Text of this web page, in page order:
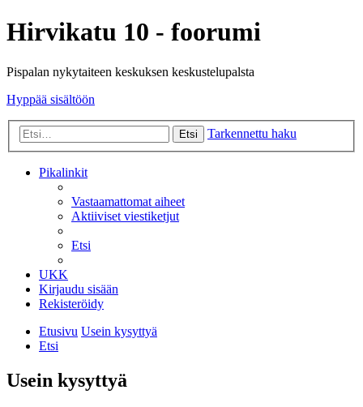
Hirvikatu 10 - foorumi
Pispalan nykytaiteen keskuksen keskustelupalsta
Hyppää sisältöön
Etsi Tarkennettu haku
Pikalinkit
Vastaamattomat aiheet
Aktiiviset viestiketjut
Etsi
UKK
Kirjaudu sisään
Rekisteröidy
Etusivu Usein kysyttyä
Etsi
Usein kysyttyä